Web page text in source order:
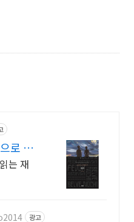
로 빠
는 재
광고